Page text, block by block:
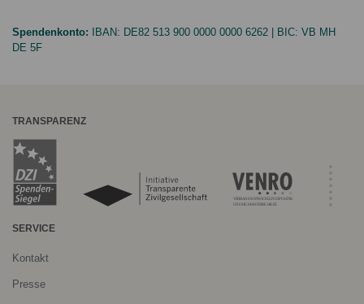
Spendenkonto: IBAN: DE82 513 900 0000 0000 6262 | BIC: VB MH
DE 5F
TRANSPARENZ
SERVICE
Kontakt
Presse